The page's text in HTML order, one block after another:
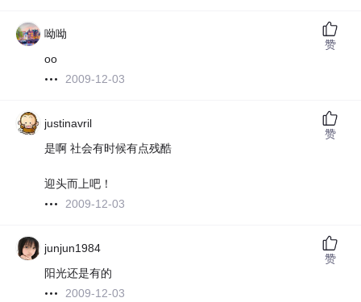
呦呦
oo
2009-12-03
赞
justinavril
是啊 社会有时候有点残酷
迎头而上吧！
2009-12-03
赞
junjun1984
阳光还是有的
2009-12-03
赞